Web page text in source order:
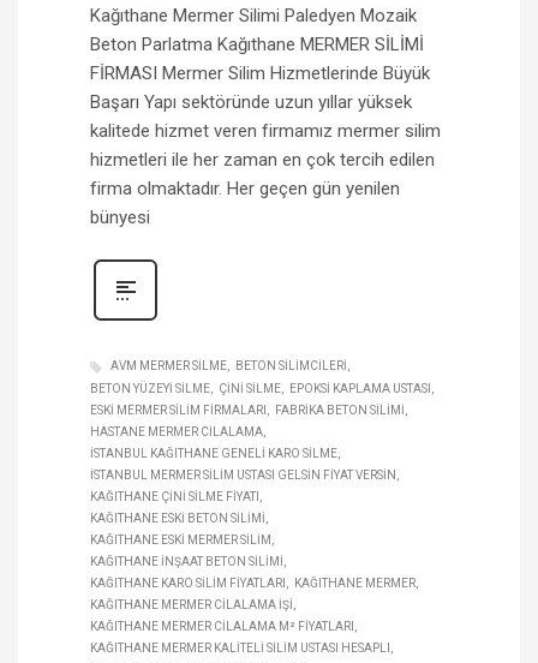
Kağıthane Mermer Silimi Paledyen Mozaik
Beton Parlatma Kağıthane MERMER SİLİMİ
FİRMASI Mermer Silim Hizmetlerinde Büyük
Başarı Yapı sektöründe uzun yıllar yüksek
kalitede hizmet veren firmamız mermer silim
hizmetleri ile her zaman en çok tercih edilen
firma olmaktadır. Her geçen gün yenilen
bünyesi
AVM MERMER SILME
BETON SILIMCILERI
BETON YÜZEYI SILME
ÇINI SILME
EPOKSI KAPLAMA USTASI
ESKI MERMER SILIM FIRMALARI
FABRIKA BETON SILIMI
HASTANE MERMER CILALAMA
İSTANBUL KAĞITHANE GENELI KARO SILME
İSTANBUL MERMER SILIM USTASI GELSIN FIYAT VERSIN
KAĞITHANE ÇINI SILME FIYATI
KAĞITHANE ESKI BETON SILIMI
KAĞITHANE ESKI MERMER SILIM
KAĞITHANE INŞAAT BETON SILIMI
KAĞITHANE KARO SILIM FIYATLARI
KAĞITHANE MERMER
KAĞITHANE MERMER CILALAMA IŞI
KAĞITHANE MERMER CILALAMA M² FIYATLARI
KAĞITHANE MERMER KALITELI SILIM USTASI HESAPLI